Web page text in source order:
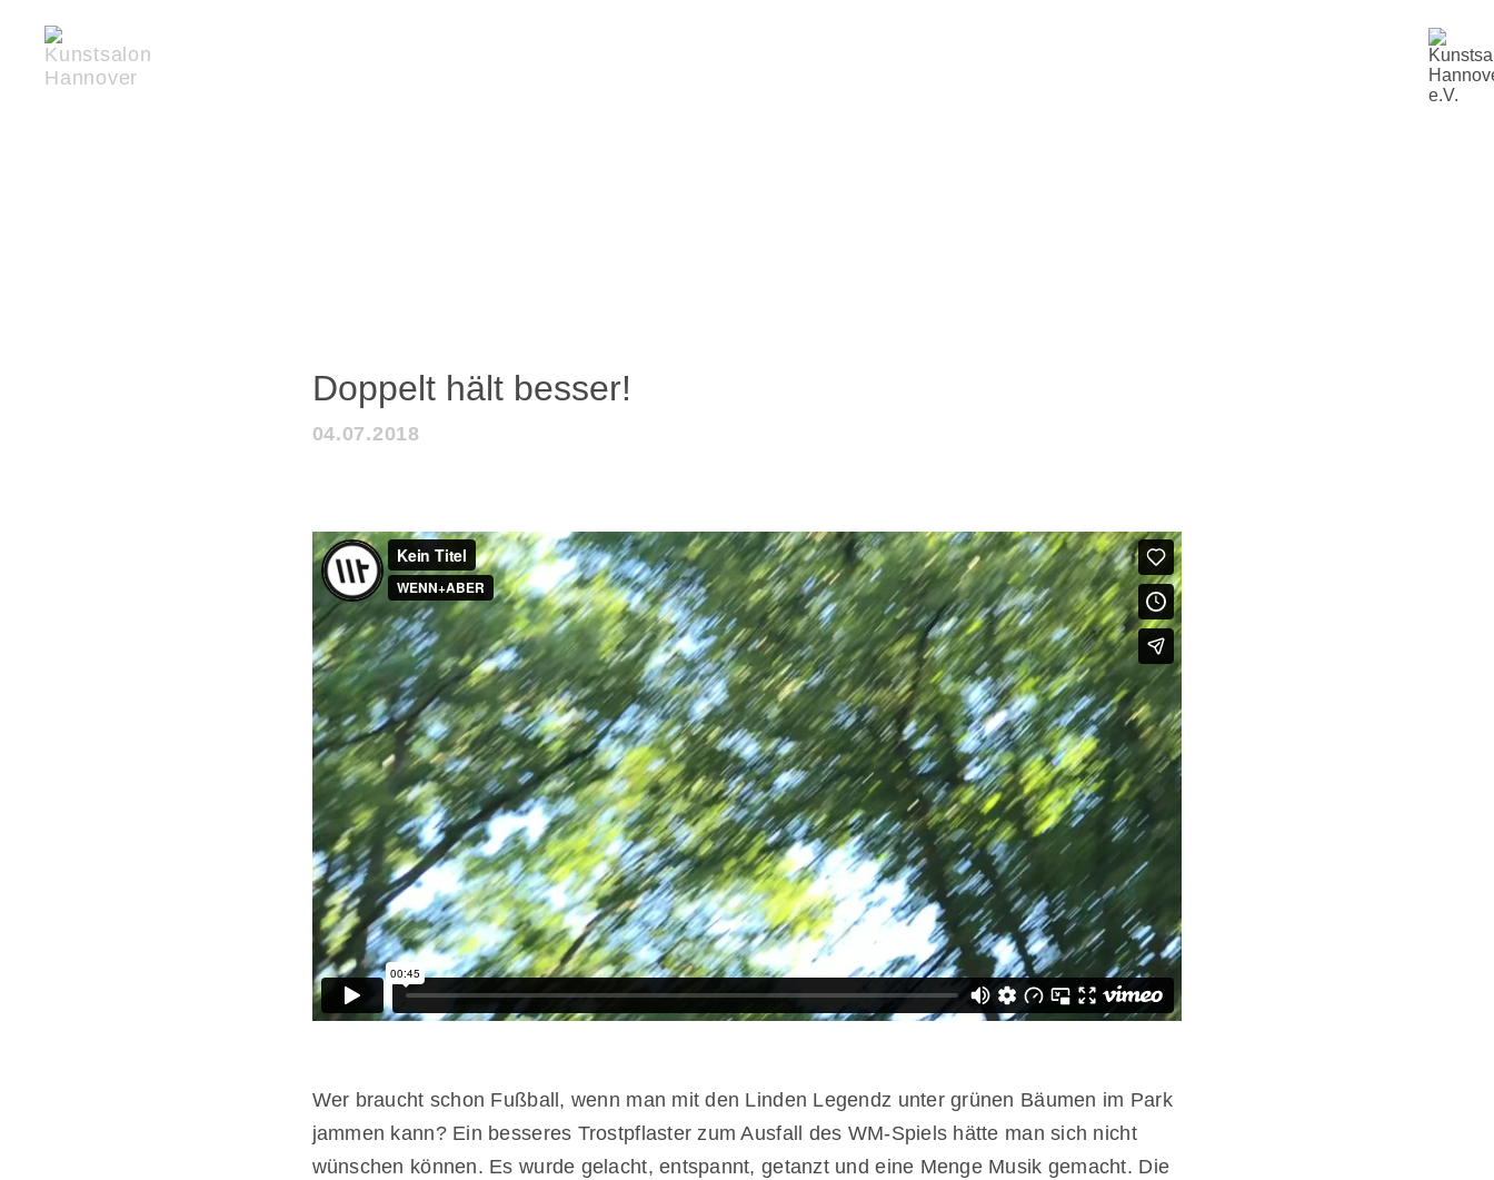
Doppelt hält besser!
04.07.2018
Wer braucht schon Fußball, wenn man mit den Linden Legendz unter grünen Bäumen im Park
jammen kann? Ein besseres Trostpflaster zum Ausfall des WM-Spiels hätte man sich nicht
wünschen können. Es wurde gelacht, entspannt, getanzt und eine Menge Musik gemacht. Die